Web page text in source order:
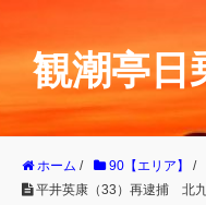
観潮亭日
ホーム / 90【エリア】 /
平井英康（33）再逮捕 北